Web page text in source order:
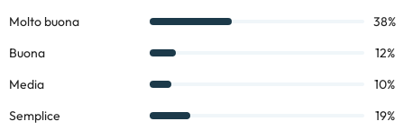
km da Alamadraba Cove e dalla Grotta del Barbiere.
Prenota subito all'
Hotel Dynastic 4*
e goditi una vacanza o un